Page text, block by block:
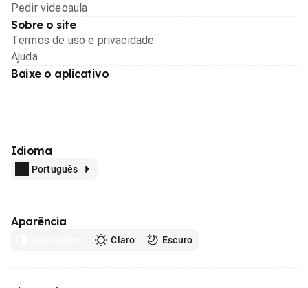
Pedir videoaula
Sobre o site
Termos de uso e privacidade
Ajuda
Baixe o aplicativo
Idioma
Português
Aparência
Claro Escuro